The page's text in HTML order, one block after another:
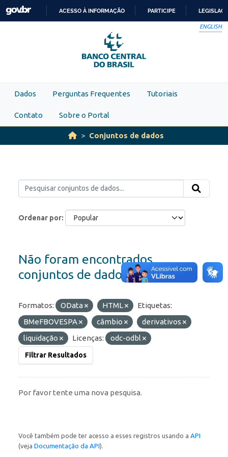
Skip to main content
PARA
O
CONTEÚDO
ACESSO À INFORMAÇÃO PARTICIPE
ENGLISH
Dados Perguntas Frequentes Tutoriais
Contato Sobre o Portal
Conjuntos de dados
Ordenar por
Não foram encontrados
conjuntos de dados
Formatos: OData HTML
Etiquetas:
BMeFBOVESPA
câmbio
derivativos
liquidação
Licenças: odc-odbl
Filtrar Resultados
Por favor tente uma nova pesquisa.
Você também pode ter acesso a esses registros usando a API
(veja Documentação da API).